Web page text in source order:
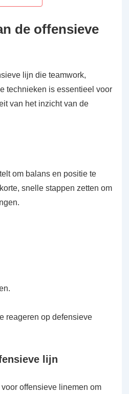
de offensieve
lijn die teamwork,
technieken is essentieel voor
van het inzicht van de
om balans en positie te
snelle stappen zetten om
reageren op defensieve
lijn
offensieve linemen om